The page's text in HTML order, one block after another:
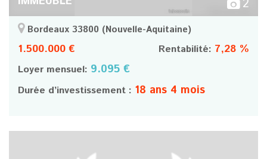
2
Bordeaux 33800 (Nouvelle-Aquitaine)
1.500.000 € Rentabilité: 7,28 %
Loyer mensuel: 9.095 €
Durée d’investissement : 18 ans 4 mois